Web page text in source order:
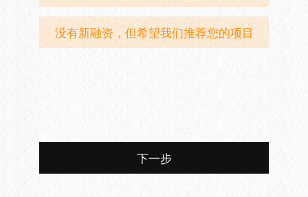
没有新融资，但希望我们推荐您的项目
下一步